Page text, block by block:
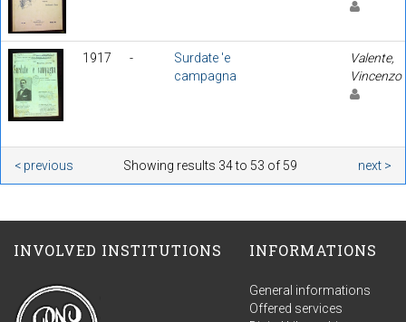
1917 -
Surdate 'e
campagna
Valente,
Vincenzo
Showing results 34 to 53 of 59
< previous next >
INVOLVED INSTITUTIONS INFORMATIONS
General informations
Offered services